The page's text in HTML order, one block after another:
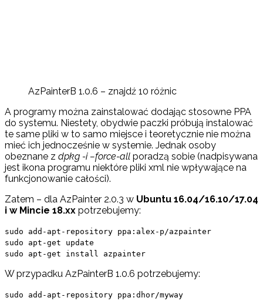
AzPainterB 1.0.6 – znajdź 10 różnic
A programy można zainstalować dodając stosowne PPA
do systemu. Niestety, obydwie paczki próbują instalować
te same pliki w to samo miejsce i teoretycznie nie można
mieć ich jednocześnie w systemie. Jednak osoby
obeznane z dpkg -i –force-all poradzą sobie (nadpisywana
jest ikona programu niektóre pliki xml nie wpływające na
funkcjonowanie całości).
Zatem – dla AzPainter 2.0.3 w Ubuntu 16.04/16.10/17.04
i w Mincie 18.xx potrzebujemy:
sudo add-apt-repository ppa:alex-p/azpainter
sudo apt-get update
sudo apt-get install azpainter
W przypadku AzPainterB 1.0.6 potrzebujemy:
sudo add-apt-repository ppa:dhor/myway